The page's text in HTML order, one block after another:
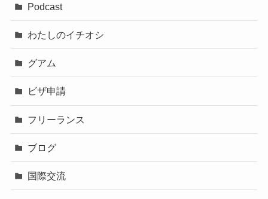
Podcast
わたしのイチオシ
グアム
ビザ申請
フリーランス
ブログ
国際交流